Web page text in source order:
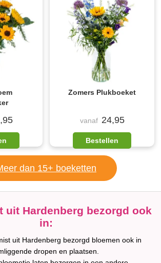
Zomers Plukboeket
vanaf 24,95
Bestellen
dan 15+ boeketten
uit Hardenberg bezorgd ook
in:
uit Hardenberg bezorgd bloemen ook in
dropen en plaatsen.